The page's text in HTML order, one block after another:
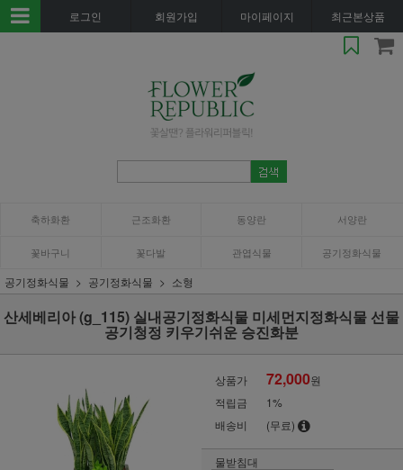
로그인 회원가입 마이페이지 최근본상품
축하화환 근조화환 동양란 서양란
꽃바구니 꽃다발 관엽식물 공기정화식물
공기정화식물 공기정화식물 소형
산세베리아 (g_115) 실내공기정화식물 미세먼지정화식물 선물
공기청정 키우기쉬운 승진화분
상품가 72,000원
적립금
1%
배송비
(무료)
물받침대